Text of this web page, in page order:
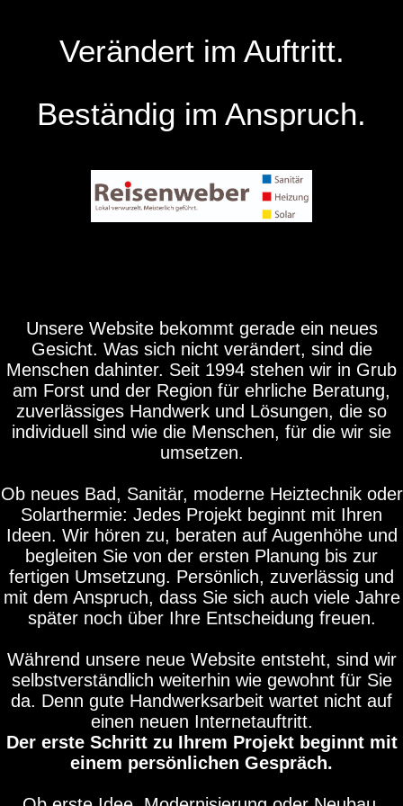
Verändert im Auftritt.
Beständig im Anspruch.
Unsere Website bekommt gerade ein neues
Gesicht. Was sich nicht verändert, sind die
Menschen dahinter. Seit 1994 stehen wir in Grub
am Forst und der Region für ehrliche Beratung,
zuverlässiges Handwerk und Lösungen, die so
individuell sind wie die Menschen, für die wir sie
umsetzen.
Ob neues Bad, Sanitär, moderne Heiztechnik oder
Solarthermie: Jedes Projekt beginnt mit Ihren
Ideen. Wir hören zu, beraten auf Augenhöhe und
begleiten Sie von der ersten Planung bis zur
fertigen Umsetzung. Persönlich, zuverlässig und
mit dem Anspruch, dass Sie sich auch viele Jahre
später noch über Ihre Entscheidung freuen.
Während unsere neue Website entsteht, sind wir
selbstverständlich weiterhin wie gewohnt für Sie
da. Denn gute Handwerksarbeit wartet nicht auf
einen neuen Internetauftritt.
Der erste Schritt zu Ihrem Projekt beginnt mit
einem persönlichen Gespräch.